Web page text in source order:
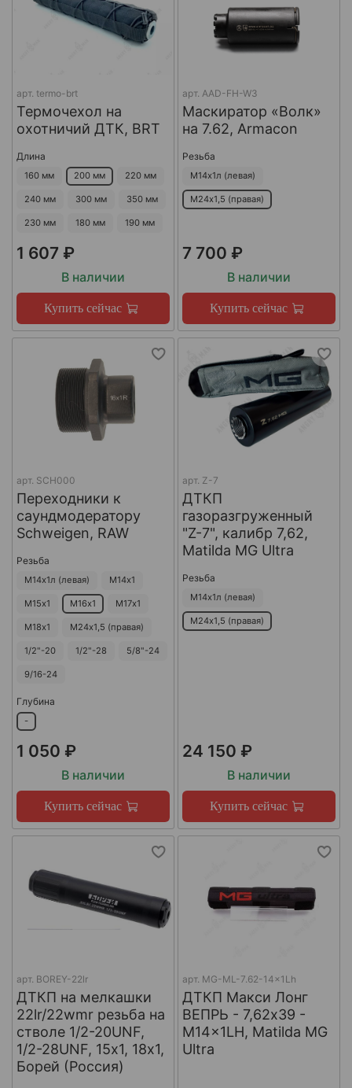
арт. termo-brt
Термочехол на
охотничий ДТК, BRT
Длина
160 мм 200 мм 220 мм
240 мм 300 мм 350 мм
230 мм 180 мм 190 мм
1 607 ₽
В наличии
Купить сейчас
арт. AAD-FH-W3
Маскиратор «Волк»
на 7.62, Armacon
Резьба
М14х1л (левая)
М24х1,5 (правая)
7 700 ₽
В наличии
Купить сейчас
арт. SCH000
Переходники к
саундмодератору
Schweigen, RAW
Резьба
М14х1л (левая) М14х1
М15х1 М16х1 М17х1
М18х1 М24х1,5 (правая)
1/2"-20 1/2"-28 5/8"-24
9/16-24
Глубина
-
1 050 ₽
В наличии
Купить сейчас
арт. Z-7
ДТКП
газоразгруженный
"Z-7", калибр 7,62,
Matilda MG Ultra
Резьба
М14х1л (левая)
М24х1,5 (правая)
24 150 ₽
В наличии
Купить сейчас
арт. BOREY-22lr
ДТКП на мелкашки
22lr/22wmr резьба на
стволе 1/2-20UNF,
1/2-28UNF, 15х1, 18х1,
Борей (Россия)
арт. MG-ML-7.62-14x1Lh
ДТКП Макси Лонг
ВЕПРЬ - 7,62x39 -
M14x1LH, Matilda MG
Ultra